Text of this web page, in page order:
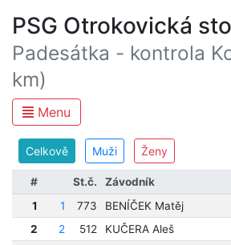
PSG Otrokovická
Padesátka - kontrola
km)
Menu
Celkově Muži Ženy
# St.č. Závodník
1
1 773 BENÍČEK Matěj
2
2 512 KUČERA Aleš